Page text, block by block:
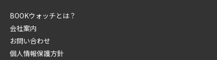
BOOKウォッチとは？
会社案内
お問い合わせ
個人情報保護方針